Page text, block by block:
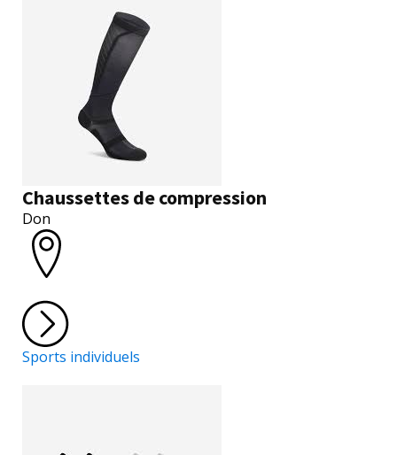
Chaussettes de compression
Don
Sports individuels